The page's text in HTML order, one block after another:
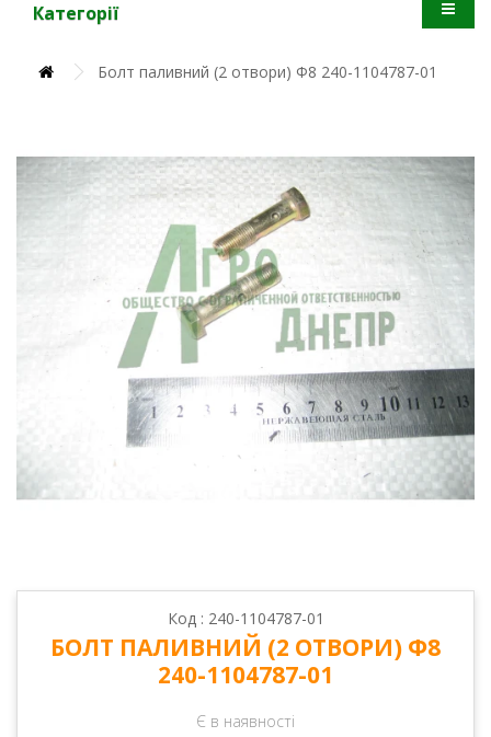
Категорії
Болт паливний (2 отвори) Ф8 240-1104787-01
Код : 240-1104787-01
БОЛТ ПАЛИВНИЙ (2 ОТВОРИ) Ф8
240-1104787-01
Є в наявності